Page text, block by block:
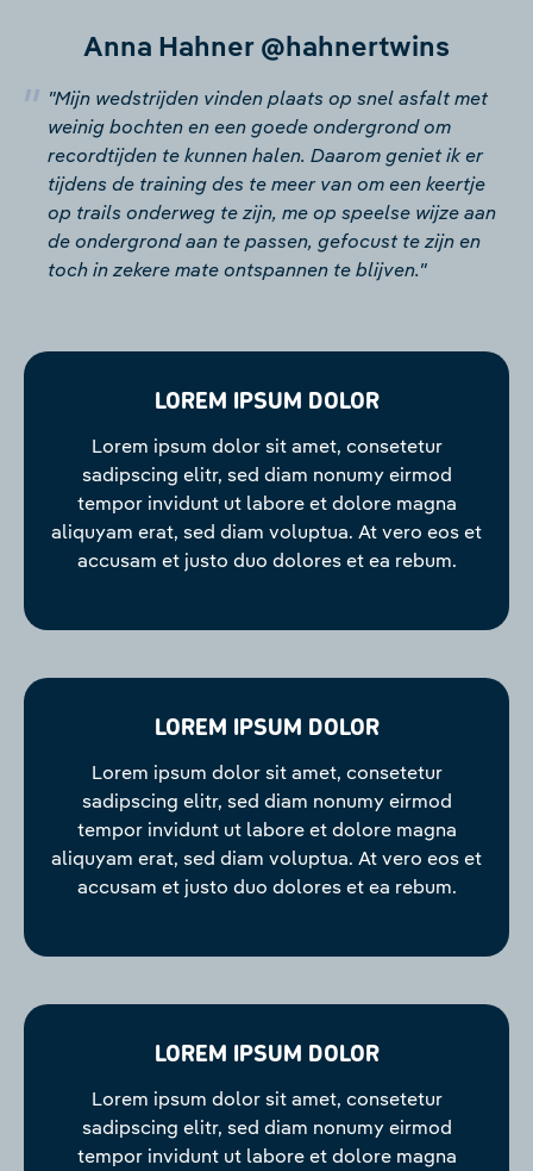
Anna Hahner @hahnertwins
"Mijn wedstrijden vinden plaats op snel asfalt met
weinig bochten en een goede ondergrond om
recordtijden te kunnen halen. Daarom geniet ik er
tijdens de training des te meer van om een keertje
op trails onderweg te zijn, me op speelse wijze aan
de ondergrond aan te passen, gefocust te zijn en
toch in zekere mate ontspannen te blijven."
LOREM IPSUM DOLOR
Lorem ipsum dolor sit amet, consetetur
sadipscing elitr, sed diam nonumy eirmod
tempor invidunt ut labore et dolore magna
aliquyam erat, sed diam voluptua. At vero eos et
accusam et justo duo dolores et ea rebum.
LOREM IPSUM DOLOR
Lorem ipsum dolor sit amet, consetetur
sadipscing elitr, sed diam nonumy eirmod
tempor invidunt ut labore et dolore magna
aliquyam erat, sed diam voluptua. At vero eos et
accusam et justo duo dolores et ea rebum.
LOREM IPSUM DOLOR
Lorem ipsum dolor sit amet, consetetur
sadipscing elitr, sed diam nonumy eirmod
tempor invidunt ut labore et dolore magna